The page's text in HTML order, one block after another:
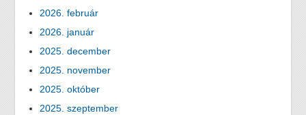
2026. február
2026. január
2025. december
2025. november
2025. október
2025. szeptember